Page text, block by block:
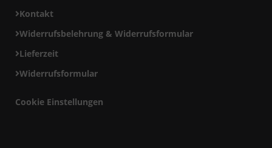
Kontakt
Widerrufsbelehrung & Widerrufsformular
Lieferzeit
Widerrufsformular
Cookie Einstellungen